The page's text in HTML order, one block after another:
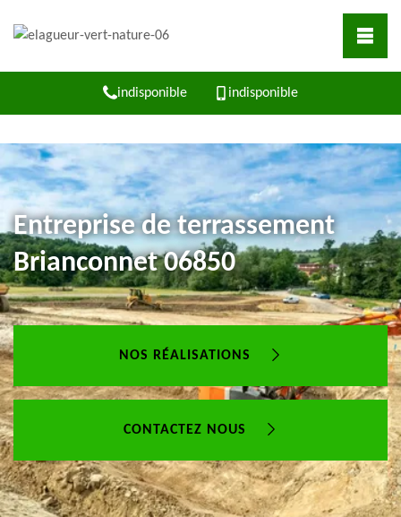
indisponible indisponible
Entreprise de terrassement
Brianconnet 06850
NOS RÉALISATIONS
CONTACTEZ NOUS